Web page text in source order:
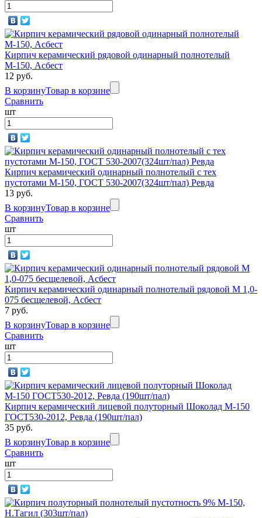
Кирпич керамический рядовой одинарный полнотелый
М-150, Асбест
12 руб.
В корзинуТовар в корзине
Сравнить
шт
Кирпич керамический одинарный полнотелый с тех
пустотами М-150, ГОСТ 530-2007(324шт/пал) Ревда
13 руб.
В корзинуТовар в корзине
Сравнить
шт
Кирпич керамический одинарный полнотелый рядовой М 1,0-
075 бесщелевой, Асбест
7 руб.
В корзинуТовар в корзине
Сравнить
шт
Кирпич керамический лицевой полуторный Шоколад М-150
ГОСТ530-2012, Ревда (190шт/пал)
35 руб.
В корзинуТовар в корзине
Сравнить
шт